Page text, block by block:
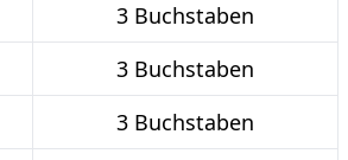
3 Buchstaben
3 Buchstaben
3 Buchstaben